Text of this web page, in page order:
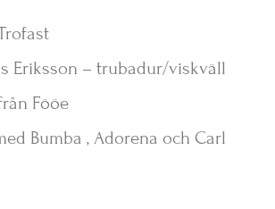
Eriksson – trubadur/viskväll
Fööe
Bumba , Adorena och Carl